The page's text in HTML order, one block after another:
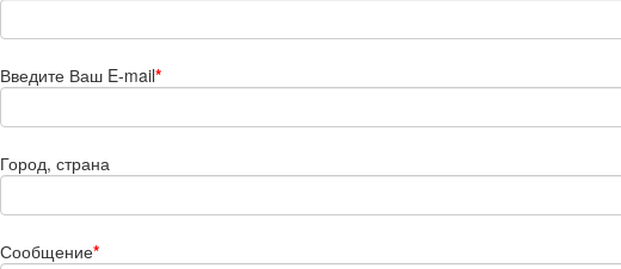
Введите Ваш E-mail*
Город, страна
Сообщение*